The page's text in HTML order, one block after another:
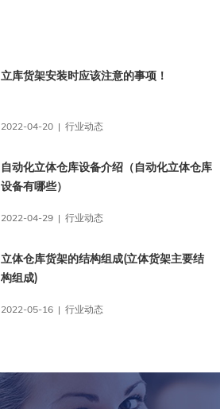
立库货架安装时应该注意的事项！
2022-04-20 | 行业动态
自动化立体仓库设备介绍（自动化立体仓库
设备有哪些）
2022-04-29 | 行业动态
立体仓库货架的结构组成(立体货架主要结
构组成)
2022-05-16 | 行业动态